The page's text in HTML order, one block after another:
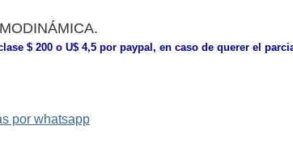
$ 200 o U$ 4,5 por paypal, en caso de querer el
por whatsapp